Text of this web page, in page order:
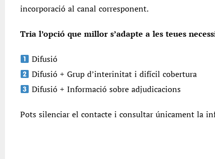
incorporació al canal corresponent.
Tria l’opció que millor s’adapte a les teues
Difusió
Difusió + Grup d’interinitat i difícil cobertura
Difusió + Informació sobre adjudicacions
Pots silenciar el contacte i consultar únicament la